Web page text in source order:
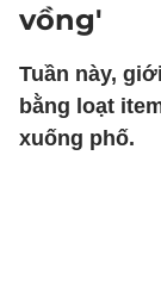
vồng'
Tuần này,
bằng loạt
xuống phố.